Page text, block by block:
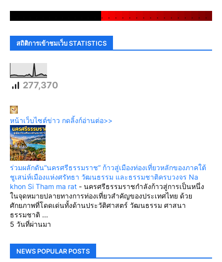
. . . . . . . . . . . . . . . .
สถิติการเข้าชมเว็บ STATISTICS
277,370
หน้าเว็บไซต์ข่าว กดลิ้งก์อ่านต่อ>>
ร่วมผลักดัน“นครศรีธรรมราช” ก้าวสู่เมืองท่องเที่ยวหลักของภาคใต้
ชูเสน่ห์เมืองแห่งศรัทธา วัฒนธรรม และธรรมชาติครบวงจร Na
khon Si Tham ma rat - นครศรีธรรมราชกำลังก้าวสู่การเป็นหนึ่ง
ในจุดหมายปลายทางการท่องเที่ยวสำคัญของประเทศไทย ด้วย
ศักยภาพที่โดดเด่นทั้งด้านประวัติศาสตร์ วัฒนธรรม ศาสนา
ธรรมชาติ ...
5 วันที่ผ่านมา
NEWS POPULAR POSTS